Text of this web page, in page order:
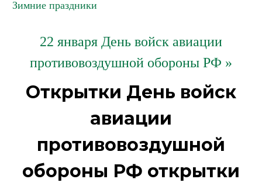
Зимние праздники
22 января День войск авиации
противовоздушной обороны РФ »
Открытки День войск
авиации
противовоздушной
обороны РФ открытки